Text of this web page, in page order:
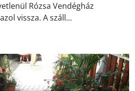
Rózsa Vendégház
vissza. A száll...